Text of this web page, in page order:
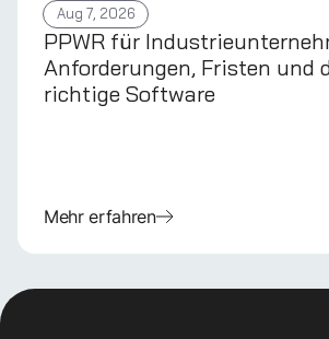
Aug 7, 2026
PPWR für
Anforderungen, Fristen und
richtige Software
Mehr erfahren